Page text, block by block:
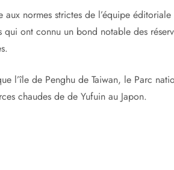
normes strictes de l’équipe
ont connu un bond notable des
l’île de Penghu de Taiwan, le Parc
chaudes de de Yufuin au Japon.